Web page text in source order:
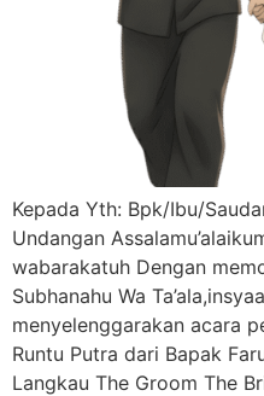
Kepada Yth: Bpk/Ibu/
Undangan
wabarakatuh Dengan
Subhanahu Wa
menyelenggarakan acara
Runtu Putra dari Bapak
Langkau The Groom The